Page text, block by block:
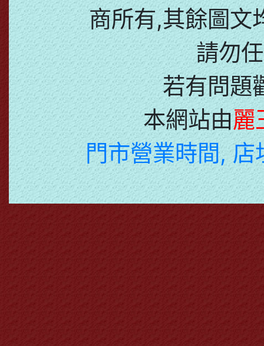
商所有,其餘圖文
請勿
若有問題
本網站由麗
門市營業時間,